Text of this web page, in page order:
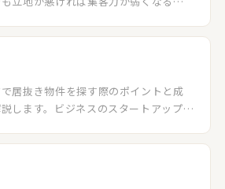
居抜き物件を探す際のポイントと成
します。ビジネスのスタートアップに